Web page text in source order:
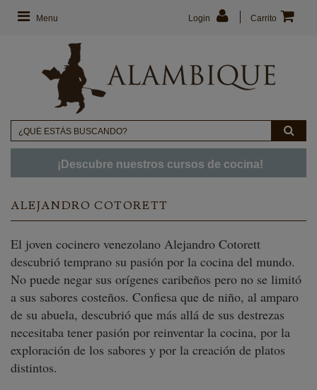
Menu Carrito
Login
¡Descubre nuestros cursos de cocina!
ALEJANDRO COTORETT
El joven cocinero venezolano Alejandro Cotorett
descubrió temprano su pasión por la cocina del mundo.
No puede negar sus orígenes caribeños pero no se limitó
a sus sabores costeños. Confiesa que de niño, al amparo
de su abuela, descubrió que más allá de sus destrezas
necesitaba tener pasión por reinventar la cocina, por la
exploración de los sabores y por la creación de platos
distintos.